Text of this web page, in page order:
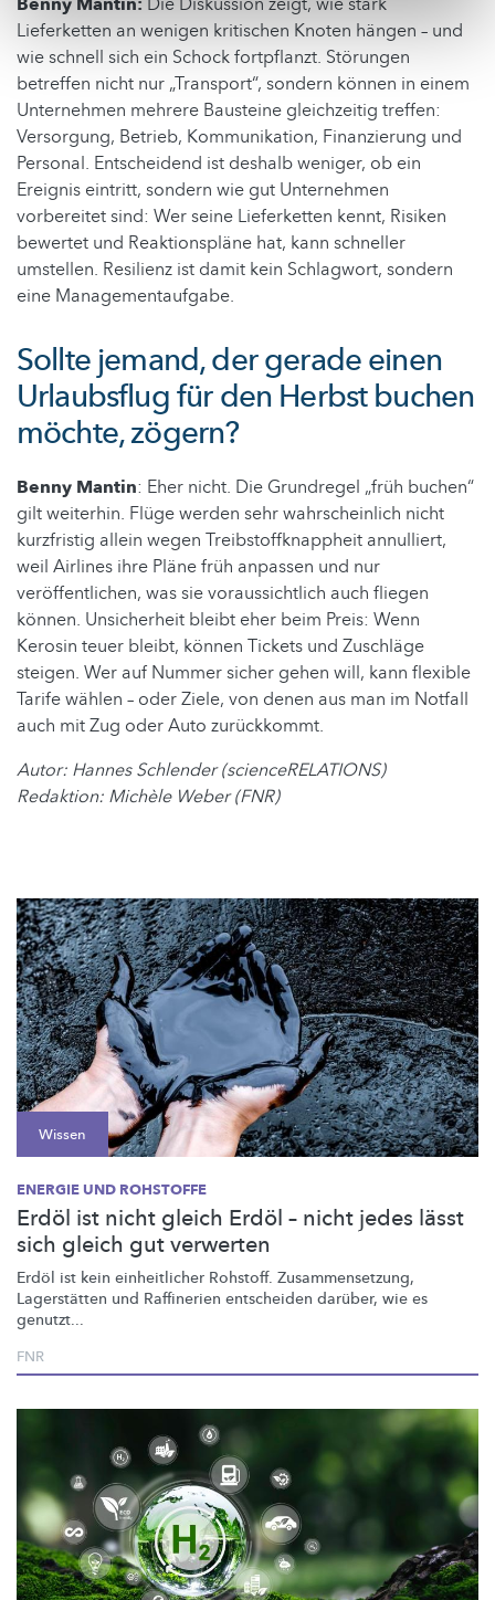
Lieferketten an wenigen kritischen Knoten hängen – und
wie schnell sich ein Schock fortpflanzt. Störungen
betreffen nicht nur „Transport“, sondern können in einem
Unternehmen mehrere Bausteine gleichzeitig treffen:
Versorgung, Betrieb, Kommunikation, Finanzierung und
Personal. Entscheidend ist deshalb weniger, ob ein
Ereignis eintritt, sondern wie gut Unternehmen
vorbereitet sind: Wer seine Lieferketten kennt, Risiken
bewertet und Reaktionspläne hat, kann schneller
umstellen. Resilienz ist damit kein Schlagwort, sondern
eine Managementaufgabe.
Sollte jemand, der gerade einen
Urlaubsflug für den Herbst buchen
möchte, zögern?
Benny Mantin: Eher nicht. Die Grundregel „früh buchen“
gilt weiterhin. Flüge werden sehr wahrscheinlich nicht
kurzfristig allein wegen Treibstoffknappheit annulliert,
weil Airlines ihre Pläne früh anpassen und nur
veröffentlichen, was sie voraussichtlich auch fliegen
können. Unsicherheit bleibt eher beim Preis: Wenn
Kerosin teuer bleibt, können Tickets und Zuschläge
steigen. Wer auf Nummer sicher gehen will, kann flexible
Tarife wählen – oder Ziele, von denen aus man im Notfall
auch mit Zug oder Auto zurückkommt.
Autor: Hannes Schlender (scienceRELATIONS)
Redaktion: Michèle Weber (FNR)
Wissen
ENERGIE UND ROHSTOFFE
Erdöl ist nicht gleich Erdöl – nicht jedes lässt
sich gleich gut verwerten
Erdöl ist kein einheitlicher Rohstoff. Zusammensetzung,
Lagerstätten und Raffinerien entscheiden darüber, wie es
genutzt...
FNR